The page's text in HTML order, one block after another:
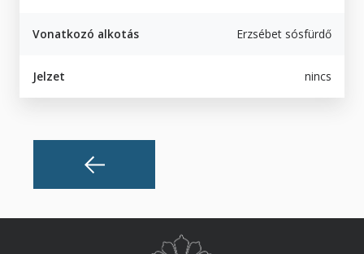
Vonatkozó alkotás Erzsébet sósfürdő
Jelzet nincs